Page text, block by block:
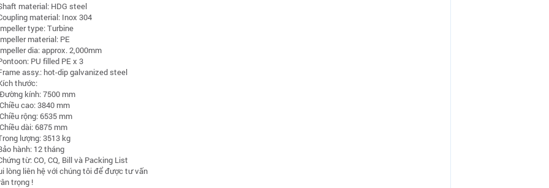
material: HDG steel
material: Inox 304
type: Turbine
material: PE
dia: approx. 2,000mm
PU filled PE x 3
assy.: hot-dip galvanized steel
thước:
kính: 7500 mm
cao: 3840 mm
rộng: 6535 mm
dài: 6875 mm
lượng: 3513 kg
hành: 12 tháng
từ: CO, CQ, Bill và Packing List
lòng liên hệ với chúng tôi để được tư vấn
trọng !